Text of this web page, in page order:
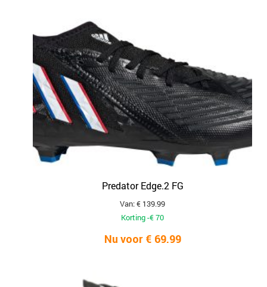
Predator Edge.2 FG
Van: € 139.99
Korting -€ 70
Nu voor € 69.99